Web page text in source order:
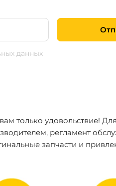
данных
только удовольствие!
регламент
запчасти и